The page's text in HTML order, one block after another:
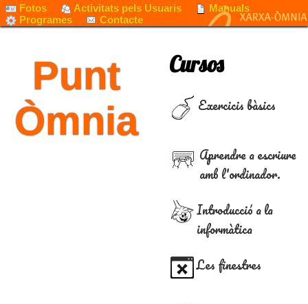
Fotos Activitats pels Usuaris
Manuals
Programes
Contacte
Cursos
Exercicis bàsics
Aprendre a escriure
amb l'ordinador.
Introducció a la
informàtica
Les finestres
Punt
Òmnia